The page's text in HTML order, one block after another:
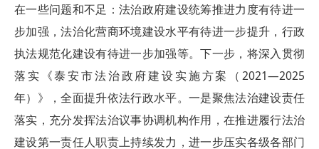
在一些问题和不足：法治政府建设统筹推进力度有待进一
步加强，法治化营商环境建设水平有待进一步提升，行政
执法规范化建设有待进一步加强等。下一步，将深入贯彻
落实《泰安市法治政府建设实施方案（2021—2025
年）》，全面提升依法行政水平。一是聚焦法治建设责任
落实，充分发挥法治议事协调机构作用，在推进履行法治
建设第一责任人职责上持续发力，进一步压实各级各部门